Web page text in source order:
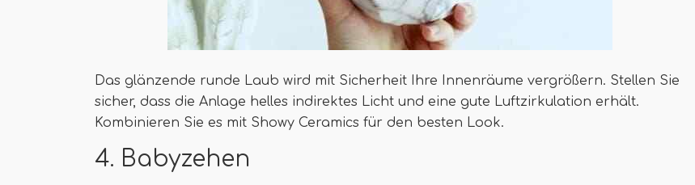
Das glänzende runde Laub wird mit Sicherheit Ihre Innenräume vergrößern. Stellen Sie
sicher, dass die Anlage helles indirektes Licht und eine gute Luftzirkulation erhält.
Kombinieren Sie es mit Showy Ceramics für den besten Look.
4. Babyzehen